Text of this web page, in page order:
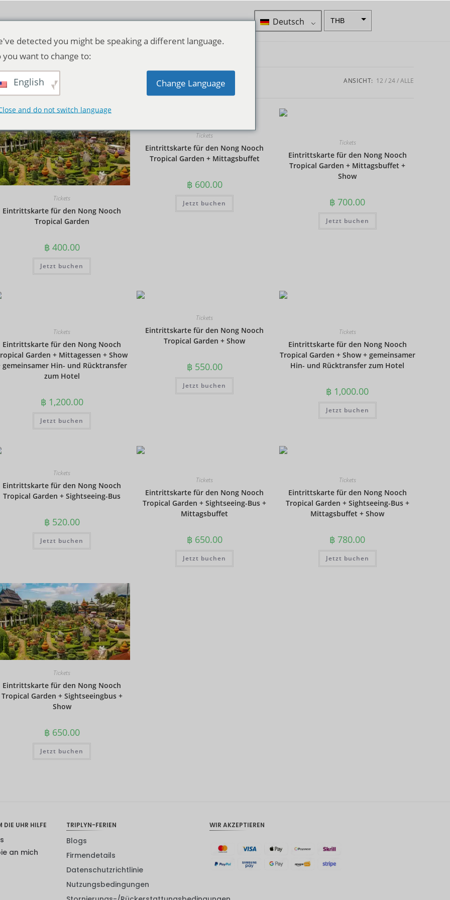
Deutsch THB
INR
IDR
DKK
CHF
TWD
MYR
HKD
SGD
Standardsortierung ANSICHT: 12 24 ALLE
Tickets
Eintrittskarte für den Nong Nooch
Tropical Garden
฿400.00
Jetzt buchen
Tickets
Eintrittskarte für den Nong Nooch
Tropical Garden + Mittagsbuffet
฿600.00
Jetzt buchen
Tickets
Eintrittskarte für den Nong Nooch
Tropical Garden + Mittagsbuffet +
Show
฿ 700.00
Jetzt buchen
Tickets
Eintrittskarte für den Nong Nooch
Garden + Mittagessen + Show
gemeinsamer Hin- und Rücktransfer
zum Hotel
฿1,200.00
Jetzt buchen
Tickets
Eintrittskarte für den Nong Nooch
Tropical Garden + Show
฿550.00
Jetzt buchen
Tickets
Eintrittskarte für den Nong Nooch
Tropical Garden + Show + gemeinsamer
Hin- und Rücktransfer zum Hotel
฿ 1,000.00
Jetzt buchen
Tickets
Eintrittskarte für den Nong Nooch
Tropical Garden + Sightseeing-Bus
฿520.00
Jetzt buchen
Tickets
Eintrittskarte für den Nong Nooch
Tropical Garden + Sightseeing-Bus +
Mittagsbuffet
฿650.00
Jetzt buchen
Tickets
Eintrittskarte für den Nong Nooch
Tropical Garden + Sightseeing-Bus +
Mittagsbuffet + Show
฿ 780.00
Jetzt buchen
Tickets
Eintrittskarte für den Nong Nooch
Tropical Garden + Sightseeingbus +
Show
฿650.00
Jetzt buchen
DIE UHR HILFE
an mich
TRIPLYN-FERIEN
Blogs
Firmendetails
Datenschutzrichtlinie
Nutzungsbedingungen
WIR AKZEPTIEREN
detected you might be speaking a different language.
you want to change to:
English Change Language
and do not switch language